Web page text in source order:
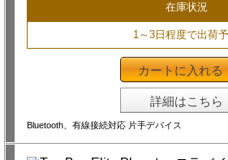
在庫状況
1～3日程度で出荷
カートに入れる
詳細はこちら
Bluetooth、有線接続対応 片手デバイス